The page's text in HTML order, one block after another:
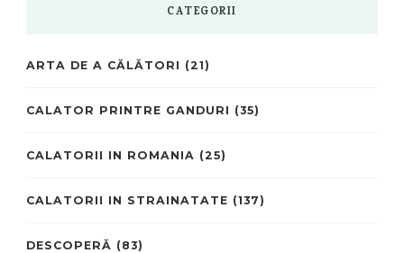
CATEGORII
ARTA DE A CĂLĂTORI (21)
CALATOR PRINTRE GANDURI (35)
CALATORII IN ROMANIA (25)
CALATORII IN STRAINATATE (137)
DESCOPERĂ (83)